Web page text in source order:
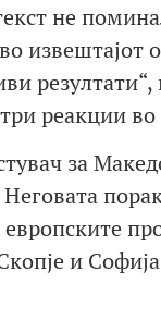
не
извештајот
реакции
за
и